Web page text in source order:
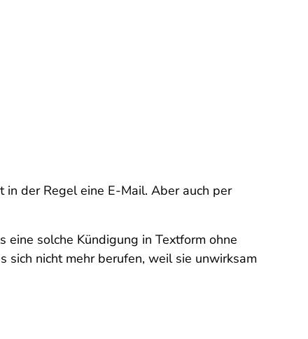
der Regel eine E-Mail. Aber auch per
solche Kündigung in Textform ohne
sich nicht mehr berufen, weil sie unwirksam